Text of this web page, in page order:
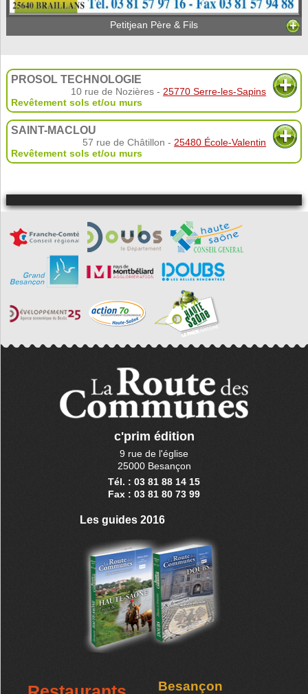
Petitjean Père & Fils
PROSOL TECHNOLOGIE
10 rue de Nozières -25770 Serre-les-Sapins
Revêtement sols et/ou murs
SAINT-MACLOU
57 rue de Châtillon -25480 École-Valentin
Revêtement sols et/ou murs
c'prim édition
9 rue de l'église
25000 Besançon
Tél. : 03 81 88 14 15
Fax : 03 81 80 73 99
Les guides 2016
Besançon